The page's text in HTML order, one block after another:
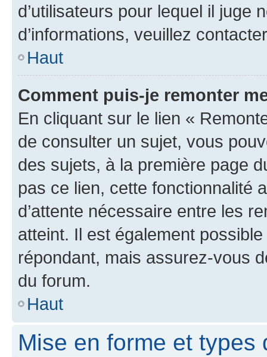
d’utilisateurs pour lequel il juge
d’informations, veuillez
Haut
Comment puis-je remonter
En cliquant sur le lien «
de consulter un sujet, vous
des sujets, à la première page
pas ce lien, cette fonctionnalité
d’attente nécessaire entre les
atteint. Il est également
répondant, mais assurez-vous
du forum.
Haut
Mise en forme et types